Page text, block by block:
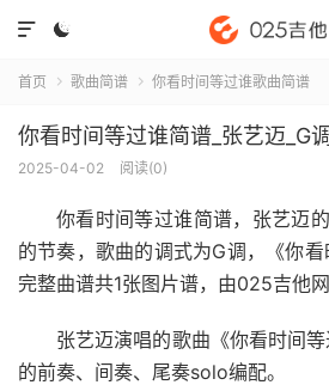


首页  歌曲简谱  你看时间等过谁歌曲简谱
你看时间等过谁简谱_张艺迈_G
2025-04-02 阅读(0)
你看时间等过谁简谱，张艺迈
的节奏，歌曲的调式为G调，《你
完整曲谱共1张图片谱，由025吉他网
张艺迈演唱的歌曲《你看时间
的前奏、间奏、尾奏solo编配。